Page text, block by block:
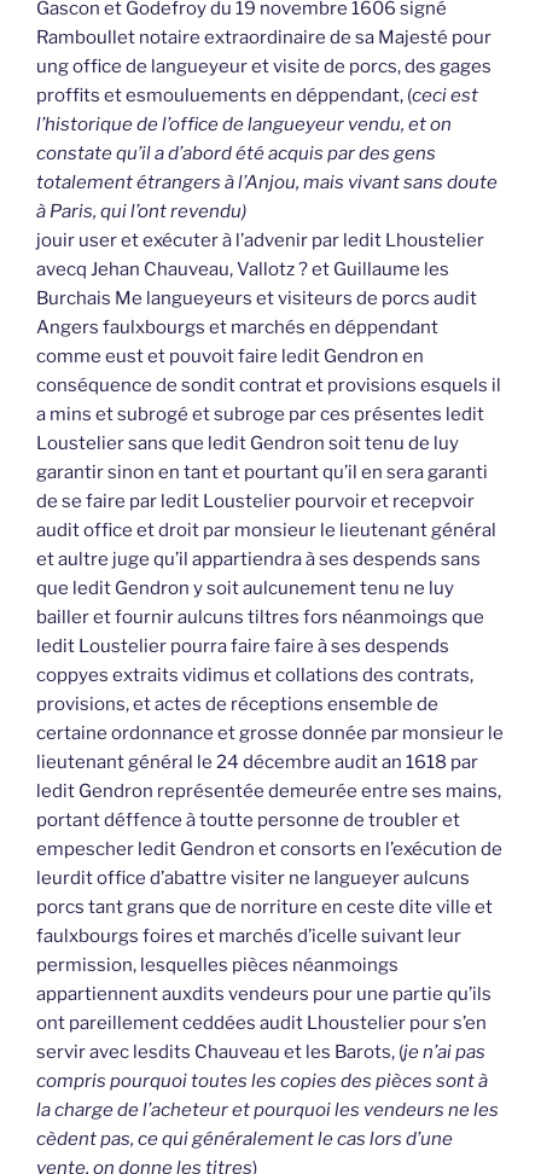
Gascon et Godefroy du 19 novembre 1606 signé
Ramboullet notaire extraordinaire de sa Majesté pour
ung office de langueyeur et visite de porcs, des gages
proffits et esmouluements en déppendant, (ceci est
l’historique de l’office de langueyeur vendu, et on
constate qu’il a d’abord été acquis par des gens
totalement étrangers à l’Anjou, mais vivant sans doute
à Paris, qui l’ont revendu)
jouir user et exécuter à l’advenir par ledit Lhoustelier
avecq Jehan Chauveau, Vallotz ? et Guillaume les
Burchais Me langueyeurs et visiteurs de porcs audit
Angers faulxbourgs et marchés en déppendant
comme eust et pouvoit faire ledit Gendron en
conséquence de sondit contrat et provisions esquels il
a mins et subrogé et subroge par ces présentes ledit
Loustelier sans que ledit Gendron soit tenu de luy
garantir sinon en tant et pourtant qu’il en sera garanti
de se faire par ledit Loustelier pourvoir et recepvoir
audit office et droit par monsieur le lieutenant général
et aultre juge qu’il appartiendra à ses despends sans
que ledit Gendron y soit aulcunement tenu ne luy
bailler et fournir aulcuns tiltres fors néanmoings que
ledit Loustelier pourra faire faire à ses despends
coppyes extraits vidimus et collations des contrats,
provisions, et actes de réceptions ensemble de
certaine ordonnance et grosse donnée par monsieur le
lieutenant général le 24 décembre audit an 1618 par
ledit Gendron représentée demeurée entre ses mains,
portant déffence à toutte personne de troubler et
empescher ledit Gendron et consorts en l’exécution de
leurdit office d’abattre visiter ne langueyer aulcuns
porcs tant grans que de norriture en ceste dite ville et
faulxbourgs foires et marchés d’icelle suivant leur
permission, lesquelles pièces néanmoings
appartiennent auxdits vendeurs pour une partie qu’ils
ont pareillement ceddées audit Lhoustelier pour s’en
servir avec lesdits Chauveau et les Barots, (je n’ai pas
compris pourquoi toutes les copies des pièces sont à
la charge de l’acheteur et pourquoi les vendeurs ne les
cèdent pas, ce qui généralement le cas lors d’une
vente, on donne les titres)